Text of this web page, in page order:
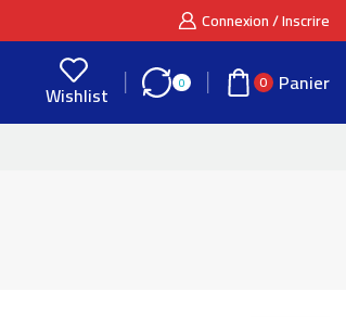
Connexion / Inscrire
Wishlist 0 0 Panier